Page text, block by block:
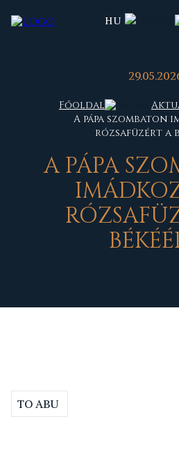
HU
Főoldal
A pápa szombaton
rózsafüzért a
A PÁPA
TO ABU